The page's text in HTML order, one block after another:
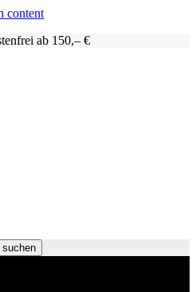
content
ab 150,– €
suchen